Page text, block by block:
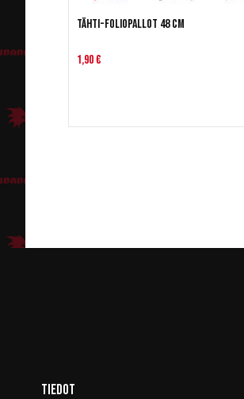
Tähti-foliopallot 48 cm
1,90 €
Tiedot